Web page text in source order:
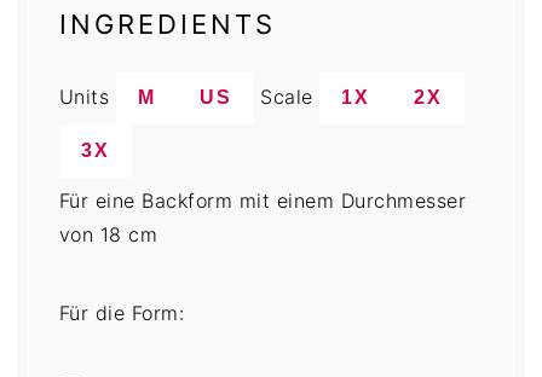
INGREDIENTS
Units M US Scale 1X 2X
3X
Für eine Backform mit einem Durchmesser
von 18 cm
Für die Form: